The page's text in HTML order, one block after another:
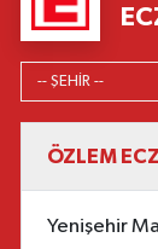
ÖZLEM
Yenişehir